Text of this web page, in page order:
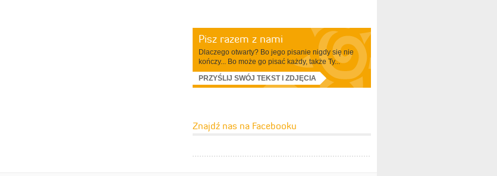
Pisz razem z nami
Dlaczego otwarty? Bo jego pisanie nigdy się nie
kończy... Bo może go pisać każdy, także Ty...
PRZYŚLIJ SWÓJ TEKST I ZDJĘCIA
Znajdź nas na Facebooku